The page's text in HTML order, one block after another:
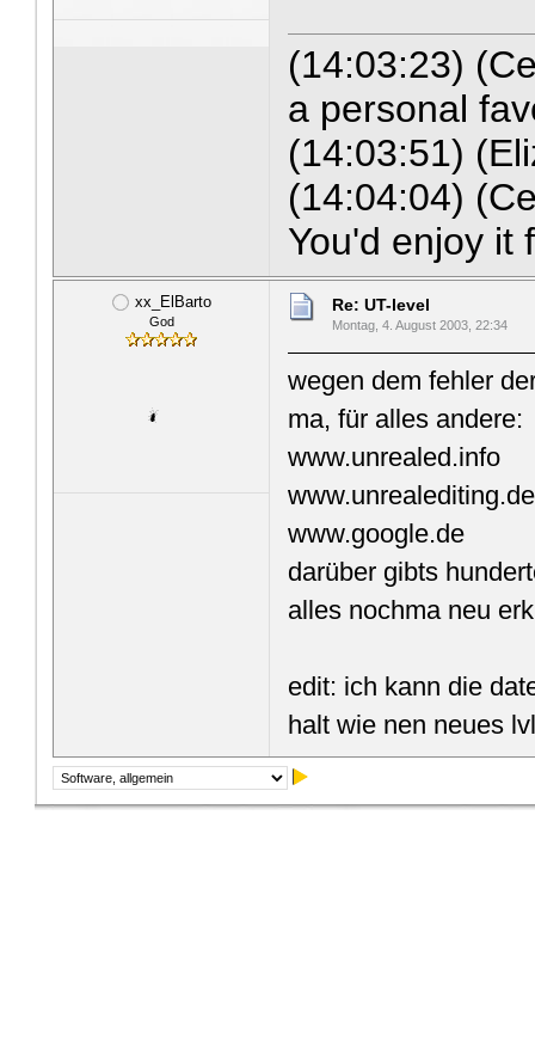
(14:03:23)
a personal
(14:03:51)
(14:04:04)
You'd enjoy it
xx_ElBarto
God
Re: UT-level
Montag, 4. August 2003, 22:34
wegen dem fehler
ma, für alles andere:
www.unrealed.info
www.unrealediting.de
www.google.de
darüber gibts
alles nochma neu
edit: ich kann die
halt wie nen neues